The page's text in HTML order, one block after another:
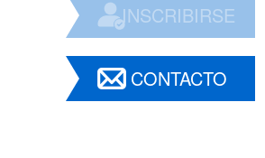
INSCRIBIRSE
CONTACTO